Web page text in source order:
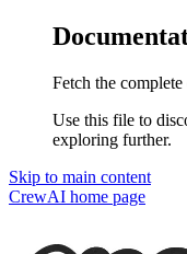
Fetch the
Use this file to
exploring further.
Skip to main content
CrewAI home page